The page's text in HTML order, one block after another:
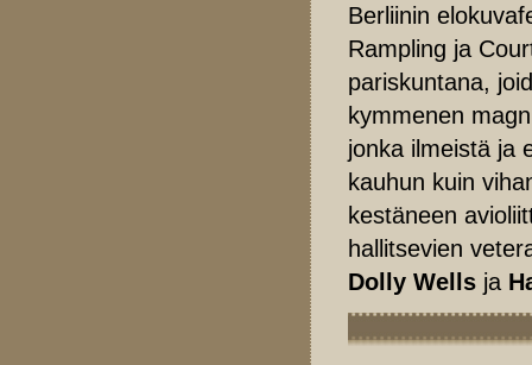
Berliinin
Rampling ja
pariskuntana,
kymmenen
jonka ilmeistä ja
kauhun kuin
kestäneen
hallitsevien
Dolly Wells ja